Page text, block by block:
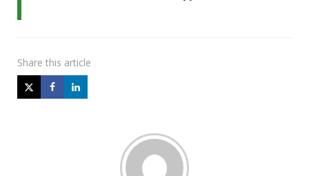
Share this article